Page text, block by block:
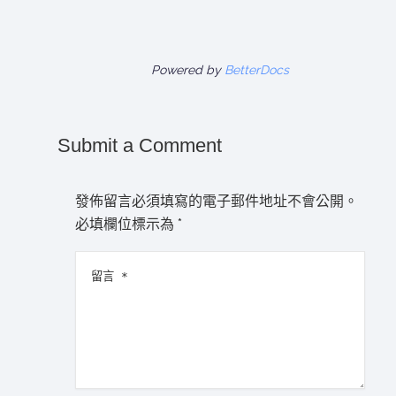
Powered by BetterDocs
Submit a Comment
發佈留言必須填寫的電子郵件地址不會公開。
必填欄位標示為 *